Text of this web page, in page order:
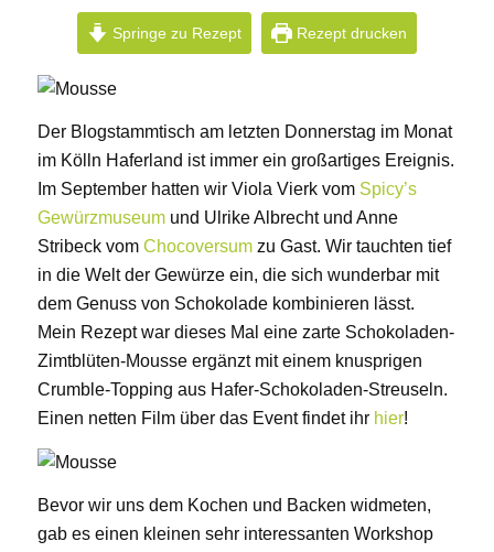
Springe zu Rezept Rezept drucken
Der Blogstammtisch am letzten Donnerstag im Monat
im Kölln Haferland ist immer ein großartiges Ereignis.
Im September hatten wir Viola Vierk vom Spicy’s
Gewürzmuseumund Ulrike Albrecht und Anne
Stribeck vom Chocoversumzu Gast. Wir tauchten tief
in die Welt der Gewürze ein, die sich wunderbar mit
dem Genuss von Schokolade kombinieren lässt.
Mein Rezept war dieses Mal eine zarte Schokoladen-
Zimtblüten-Mousse ergänzt mit einem knusprigen
Crumble-Topping aus Hafer-Schokoladen-Streuseln.
Einen netten Film über das Event findet ihr hier!
Bevor wir uns dem Kochen und Backen widmeten,
gab es einen kleinen sehr interessanten Workshop